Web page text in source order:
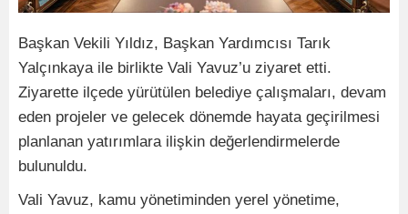
Başkan Vekili Yıldız, Başkan Yardımcısı Tarık
Yalçınkaya ile birlikte Vali Yavuz’u ziyaret etti.
Ziyarette ilçede yürütülen belediye çalışmaları, devam
eden projeler ve gelecek dönemde hayata geçirilmesi
planlanan yatırımlara ilişkin değerlendirmelerde
bulunuldu.
Vali Yavuz, kamu yönetiminden yerel yönetime,